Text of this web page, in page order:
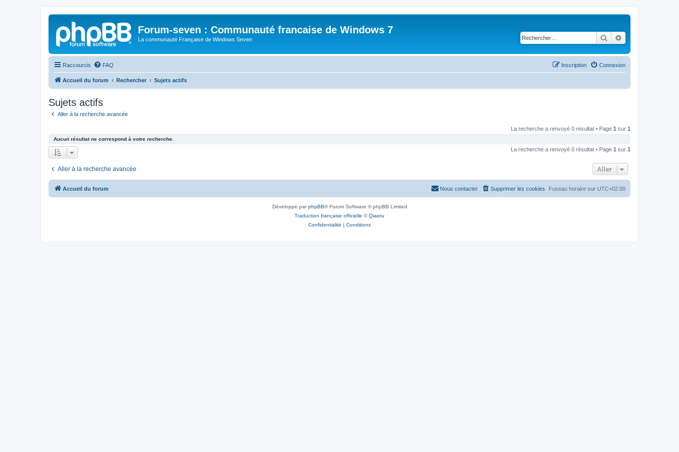
Forum-seven : Communauté francaise de Windows 7
La communauté Française de Windows Seven Rechercher
Raccourcis FAQ Connexion
Inscription
Accueil du forum Rechercher Sujets actifs
Sujets actifs
Aller à la recherche avancée
La recherche a renvoyé 0 résultat • Page 1 sur 1
Aucun résultat ne correspond à votre recherche.
La recherche a renvoyé 0 résultat • Page 1 sur 1
Aller à la recherche avancée Aller
Accueil du forum Fuseau horaire sur UTC+02:00
Supprimer les cookies
Nous contacter
Développé parphpBB® Forum Software © phpBB Limited
Traduction française officielle ©Qiaeru
Confidentialité | Conditions